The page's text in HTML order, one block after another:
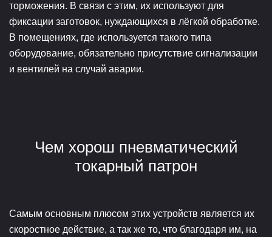
торможения. В связи с этим, их используют для
фиксации заготовок, нуждающихся в лёгкой обработке.
В помещениях, где используется такого типа
оборудование, обязательно присутствие сигнализации
и вентилей на случай аварии.
Чем хорош пневматический
токарный патрон
Самым основным плюсом этих устройств является их
скоростное действие, а так же то, что благодаря им, на